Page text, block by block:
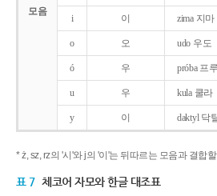
모음
i 이 zima 지마
o 오 udo 우도
ó 우 próba 프
u 우 kula 쿨라
y 이 daktyl 닥
* ż, sz, rz의 '시'와 j의 '이'는 뒤따르는 모음과 결합
표 7 체코어 자모와 한글 대조표